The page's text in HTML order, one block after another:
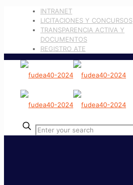
INTRANET
LICITACIONES Y CONCURSOS
TRANSPARENCIA ACTIVA Y
DOCUMENTOS
REGISTRO ATE